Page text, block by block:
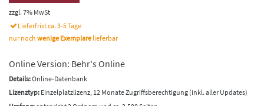
zzgl. 7% MwSt
Lieferfrist ca. 3-5 Tage
nur noch wenige Exemplare lieferbar
Online Version: Behr's Online
Details:Online-Datenbank
Lizenztyp: Einzelplatzlizenz, 12 Monate Zugriffsberechtigung (inkl. aller Updates)